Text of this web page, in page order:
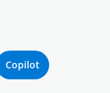
Copilot